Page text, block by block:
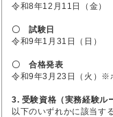
令和8年12月11日（金）
〇 試験日
令和9年1月31日（日）
〇 合格発表
令和9年3月23日（火）※
3. 受験資格（実務経験ル
以下のいずれかに該当す